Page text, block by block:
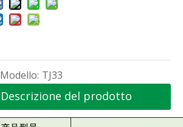
Modello: TJ33
Descrizione del prodotto